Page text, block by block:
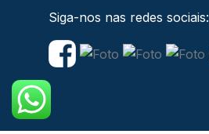
Siga-nos nas redes sociais: